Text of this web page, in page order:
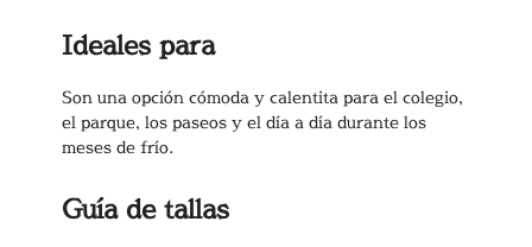
Ideales para
Son una opción cómoda y calentita para el colegio,
el parque, los paseos y el día a día durante los
meses de frío.
Guía de tallas